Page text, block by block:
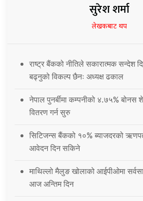
सुरेश शर्मा
लेखकबाट थप
राष्ट्र बैंकको नीतिले सकारात्मक सन्देश
बढ्नुको विकल्प छैनः अध्यक्ष ढकाल
नेपाल पुनर्बीमा कम्पनीको ४.७५% बोनस
वितरण गर्न सुरु
सिटिजन्स बैंकको १०% ब्याजदरको
आवेदन दिन सकिने
माथिल्लो मैलुङ खोलाको आईपीओमा
आज अन्तिम दिन